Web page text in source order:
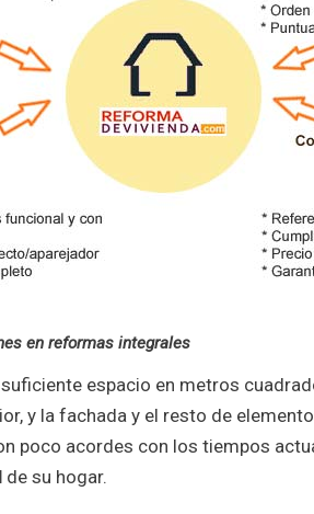
en reformas integrales
espacio en metros
y la fachada y el resto de
poco acordes con los tiempos
de su hogar.